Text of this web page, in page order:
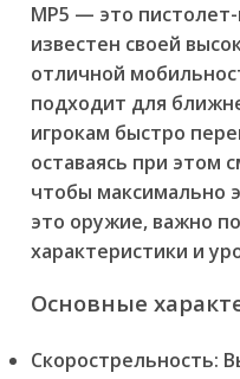
MP5 — это
известен своей
отличной
подходит для
игрокам быстро
оставаясь при этом
чтобы максимально
это оружие, важно
характеристики и
Основные
Скорострельность: